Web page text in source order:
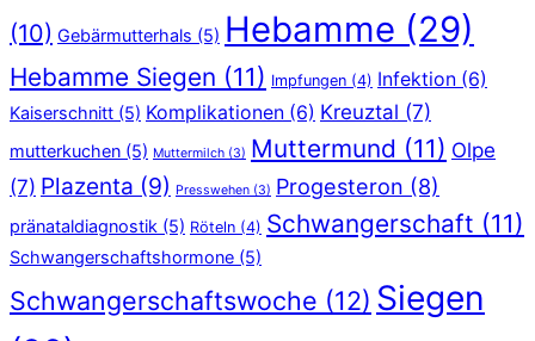
(10) Gebärmutterhals (5) Hebamme (29)
Hebamme Siegen (11) Impfungen (4) Infektion (6)
Kaiserschnitt (5) Komplikationen (6) Kreuztal (7)
mutterkuchen (5) Muttermilch (3) Muttermund (11) Olpe
(7) Plazenta (9) Presswehen (3) Progesteron (8)
pränataldiagnostik (5) Röteln (4) Schwangerschaft (11)
Schwangerschaftshormone (5)
Schwangerschaftswoche (12) Siegen